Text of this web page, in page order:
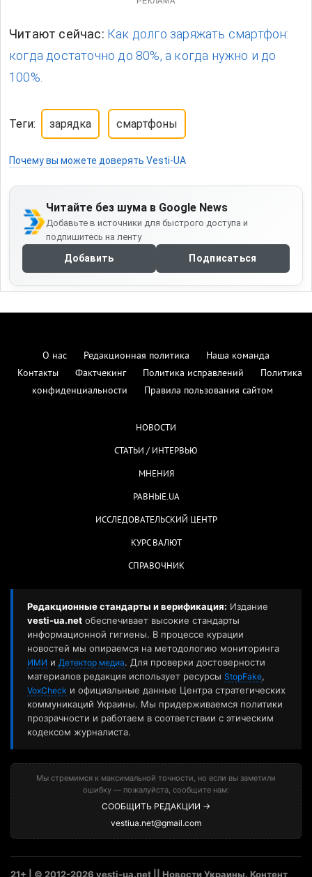
Читают сейчас: Как долго заряжать смартфон:
когда достаточно до 80%, а когда нужно и до
100%.
Теги: зарядка смартфоны
Почему вы можете доверять Vesti-UA
Читайте без шума в Google News
Добавьте в источники для быстрого доступа и
подпишитесь на ленту
Добавить Подписаться
О нас Редакционная политика
Наша команда
Контакты
Фактчекинг Политика исправлений
Политика
конфиденциальности
Правила пользования сайтом
НОВОСТИ
СТАТЬИ / ИНТЕРВЬЮ
МНЕНИЯ
РАВНЫЕ.UA
ИССЛЕДОВАТЕЛЬСКИЙ ЦЕНТР
КУРС ВАЛЮТ
СПРАВОЧНИК
Редакционные стандарты и верификация: Издание
vesti-ua.net обеспечивает высокие стандарты
информационной гигиены. В процессе курации
новостей мы опираемся на методологию мониторинга
ИМИ и Детектор медиа. Для проверки достоверности
материалов редакция использует ресурсы StopFake,
VoxCheck и официальные данные Центра стратегических
коммуникаций Украины. Мы придерживаемся политики
прозрачности и работаем в соответствии с этическим
кодексом журналиста.
Мы стремимся к максимальной точности, но если вы заметили
ошибку — пожалуйста, сообщите нам:
СООБЩИТЬ РЕДАКЦИИ →
vestiua.net@gmail.com
21+ | © 2012-2026 vesti-ua.net || Новости Украины. Контент